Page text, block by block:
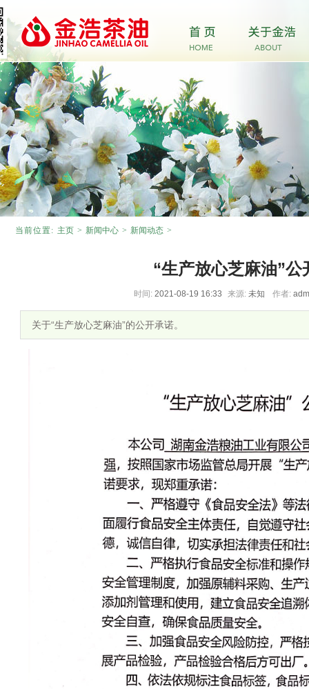
当前位置: 主页 > 新闻中心 > 新闻动态 >
“生产放心芝麻油”公
时间: 2021-08-19 16:33 来源: 未知 作者:
关于“生产放心芝麻油”的公开承诺。